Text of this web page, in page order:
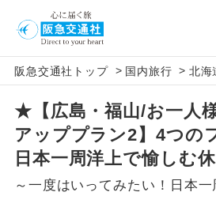
阪急交通社トップ > 国内旅行 > 北海
★【広島・福山/お一人
アッププラン2】4つの
日本一周洋上で愉しむ
～一度はいってみたい！日本一
アイコン
添乗員同行
往路出発空港（
（駅）まで同行
現地添乗員同
行
現地到着空港（
（駅）まで添乗